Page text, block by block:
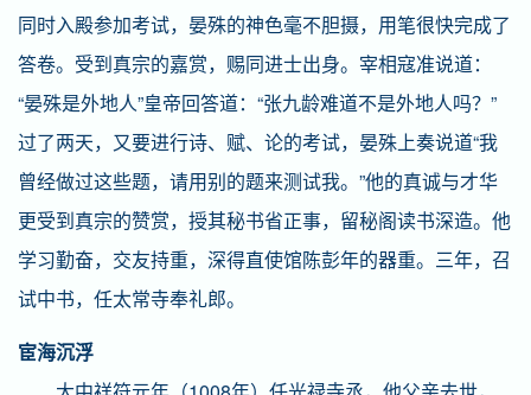
同时入殿参加考试，晏殊的神色毫不胆摄，用笔很快完成了
答卷。受到真宗的嘉赏，赐同进士出身。宰相寇准说道：
“晏殊是外地人”皇帝回答道：“张九龄难道不是外地人吗？”
过了两天，又要进行诗、赋、论的考试，晏殊上奏说道“我
曾经做过这些题，请用别的题来测试我。”他的真诚与才华
更受到真宗的赞赏，授其秘书省正事，留秘阁读书深造。他
学习勤奋，交友持重，深得直使馆陈彭年的器重。三年，召
试中书，任太常寺奉礼郎。
宦海沉浮